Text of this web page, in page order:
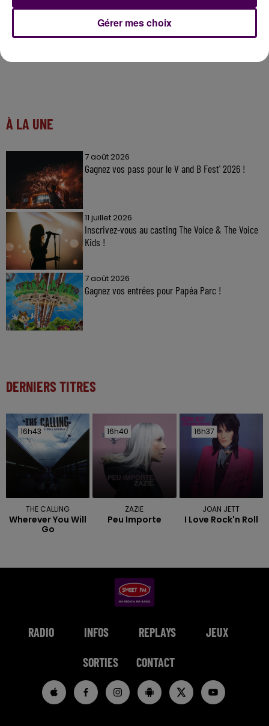
À LA UNE
7 août 2026
Gagnez vos pass pour le V and B Fest' 2026 !
11 juillet 2026
Inscrivez-vous au casting The Voice & The Voice
Kids !
7 août 2026
Gagnez vos entrées pour Papéa Parc !
DERNIERS TITRES
16h43
16h43
THE CALLING
Wherever You Will
Go
16h40
16h40
ZAZIE
Peu Importe
16h37
16h37
JOAN JETT
I Love Rock'n Roll
RADIO INFOS REPLAYS JEUX
SORTIES CONTACT
Gérer mes choix